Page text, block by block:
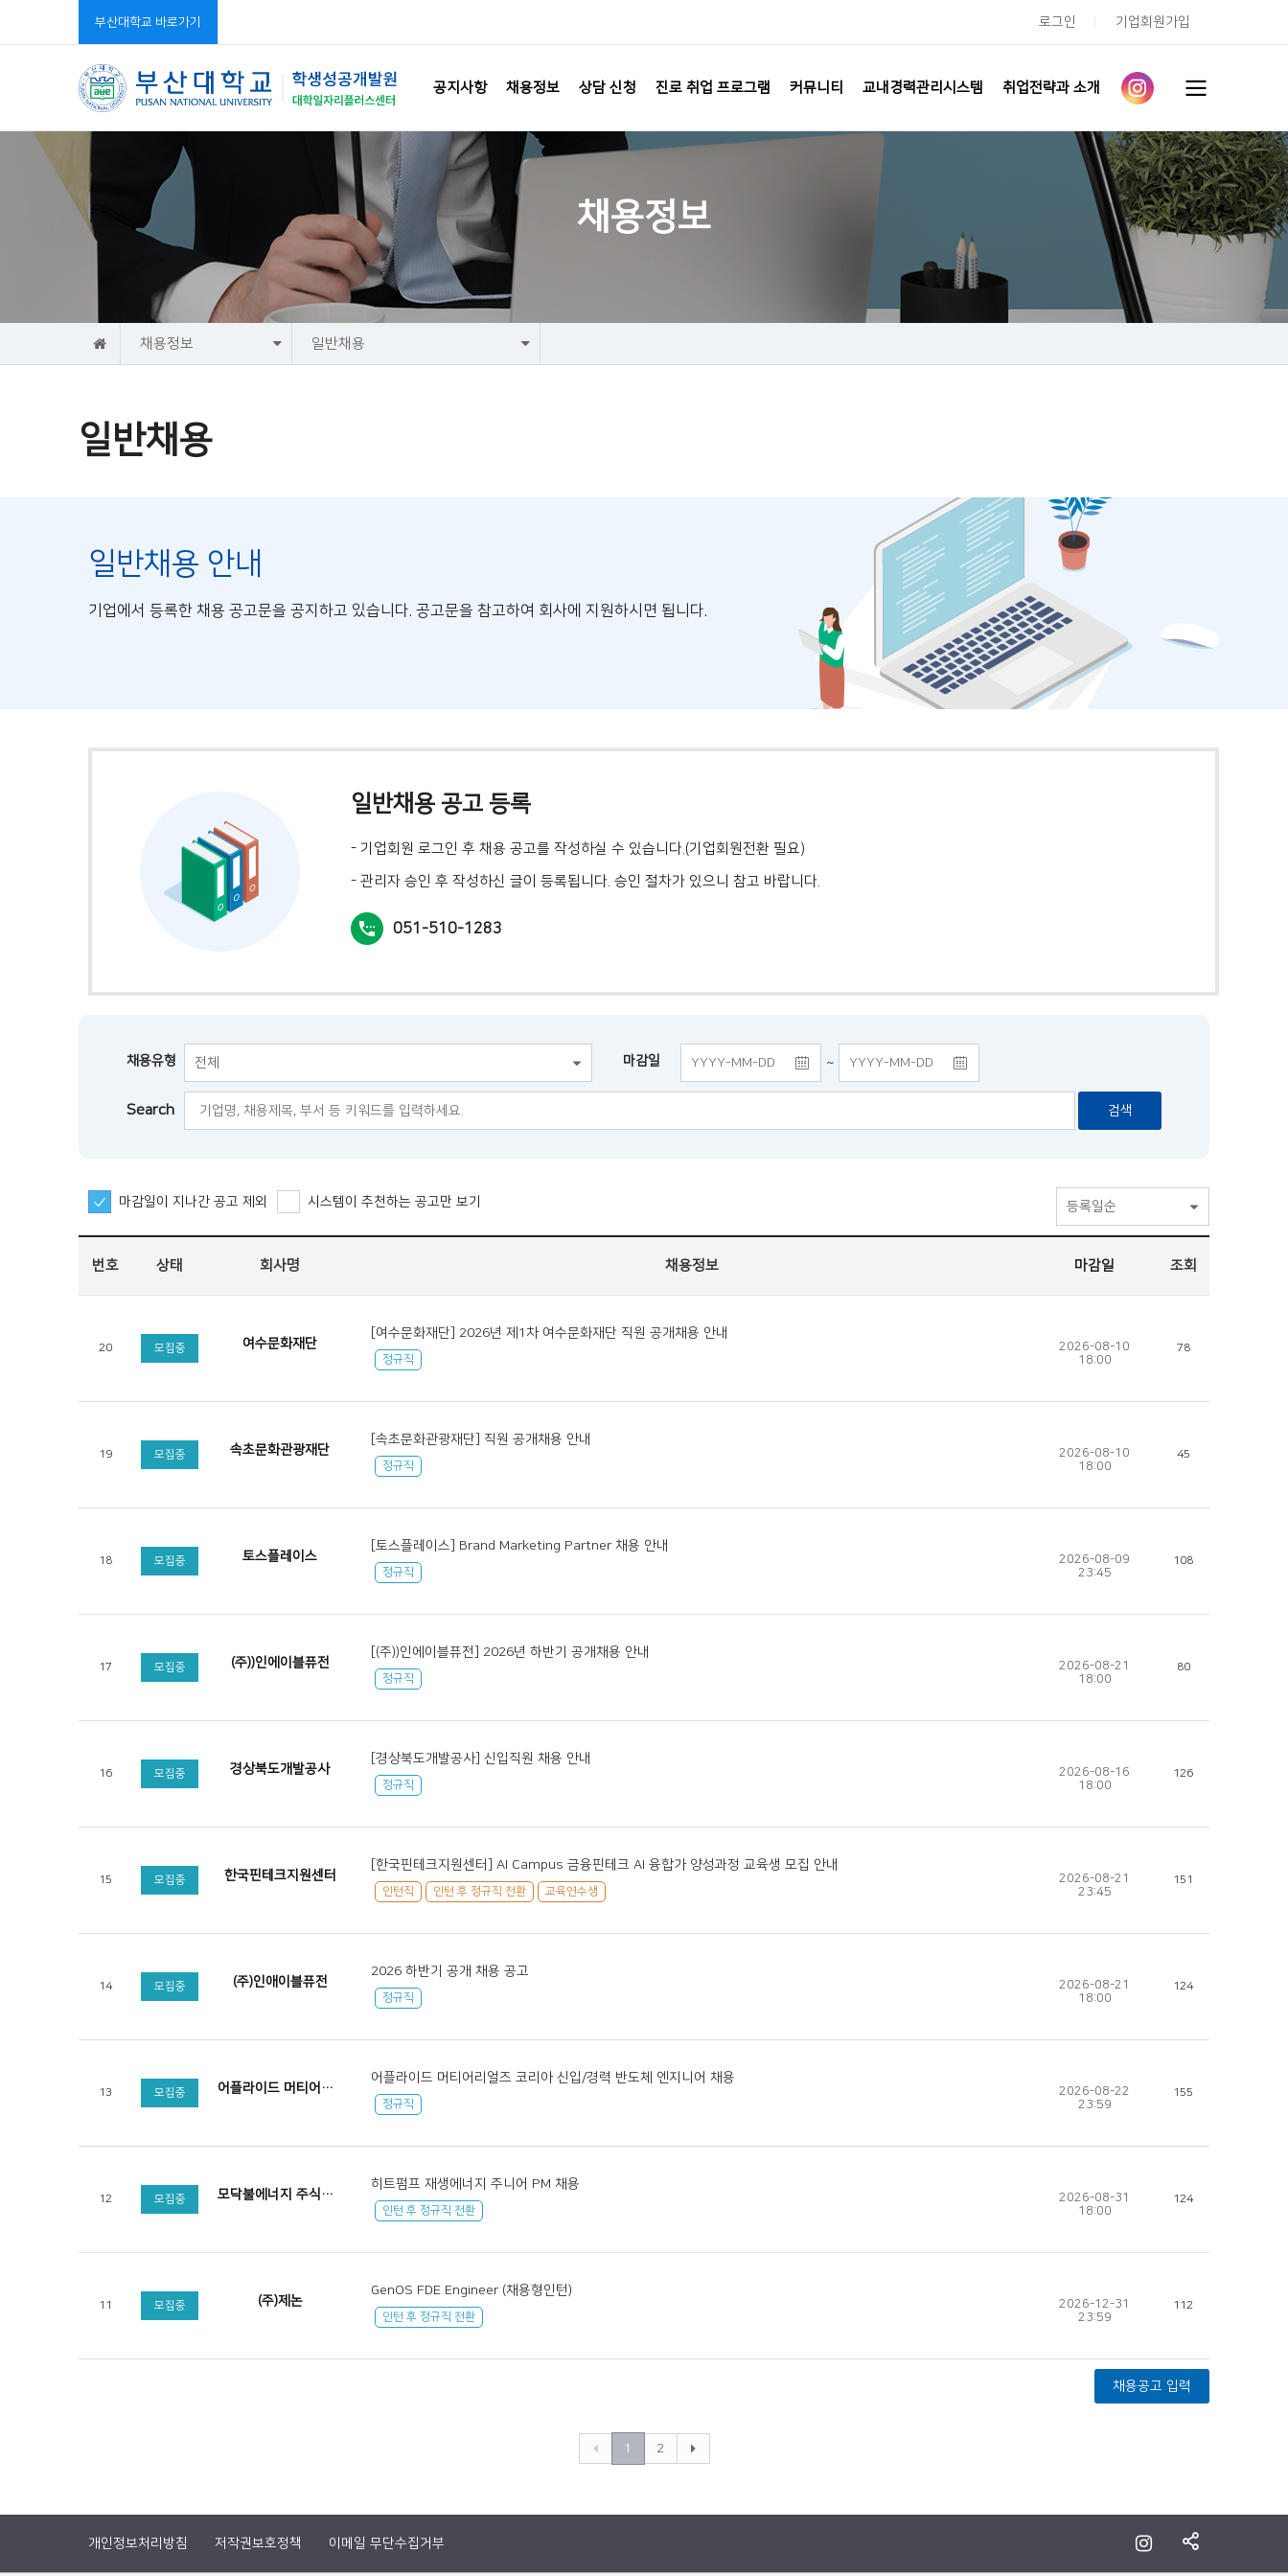
부산대학교 바로가기 로그인 기업회원가입
공지사항 채용정보 상담 신청 진로 취업 프로그램 커뮤니티 교내경력관리시스템 취업전략과 소개
채용정보
홈 채용정보 일반채용
일반채용
일반채용 안내
기업에서 등록한 채용 공고문을 공지하고 있습니다. 공고문을 참고하여 회사에 지원하시면 됩니다.
일반채용 공고 등록
- 기업회원 로그인 후 채용 공고를 작성하실 수 있습니다.(기업회원전환 필요)
- 관리자 승인 후 작성하신 글이 등록됩니다. 승인 절차가 있으니 참고 바랍니다.
051-510-1283
채용유형 전체 마감일 ~
Search 검색
마감일이 지나간 공고 제외 시스템이 추천하는 공고만 보기 등록일순
번호 상태 회사명 채용정보 마감일 조회
20 모집중 여수문화재단
[여수문화재단] 2026년 제1차 여수문화재단 직원 공개채용 안내
정규직
2026-08-10
18:00
78
19 모집중 속초문화관광재단
[속초문화관광재단] 직원 공개채용 안내
정규직
2026-08-10
18:00
45
18 모집중 토스플레이스
[토스플레이스] Brand Marketing Partner 채용 안내
정규직
2026-08-09
23:45
108
17 모집중 (주))인에이블퓨전
[(주))인에이블퓨전] 2026년 하반기 공개채용 안내
정규직
2026-08-21
18:00
80
16 모집중 경상북도개발공사
[경상북도개발공사] 신입직원 채용 안내
정규직
2026-08-16
18:00
126
15 모집중 한국핀테크지원센터
[한국핀테크지원센터] AI Campus 금융핀테크 AI 융합가 양성과정 교육생 모집 안내
인턴직 인턴 후 정규직 전환 교육연수생
2026-08-21
23:45
151
14 모집중 (주)인애이블퓨전
2026 하반기 공개 채용 공고
정규직
2026-08-21
18:00
124
13 모집중 어플라이드 머티어리얼즈 코리아
어플라이드 머티어리얼즈 코리아 신입/경력 반도체 엔지니어 채용
정규직
2026-08-22
23:59
155
12 모집중 모닥불에너지 주식회사
히트펌프 재생에너지 주니어 PM 채용
인턴 후 정규직 전환
2026-08-31
18:00
124
11 모집중 (주)제논
GenOS FDE Engineer (채용형인턴)
인턴 후 정규직 전환
2026-12-31
23:59
112
채용공고 입력
1 2
개인정보처리방침 저작권보호정책 이메일 무단수집거부